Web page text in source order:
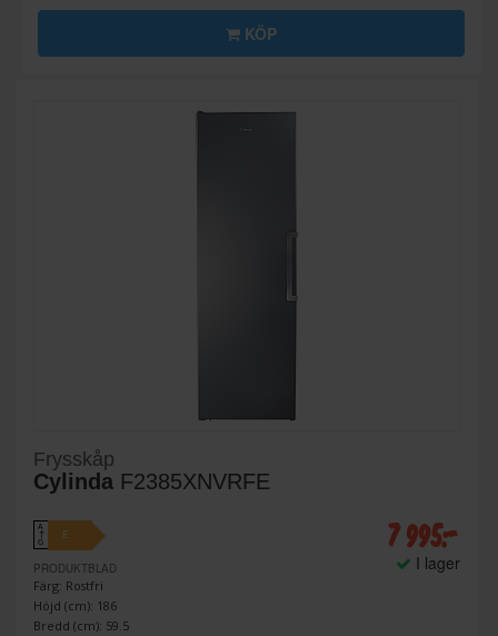
KÖP
Frysskåp
Cylinda F2385XNVRFE
A
↑
G
E
PRODUKTBLAD
Färg: Rostfri
Höjd (cm): 186
Bredd (cm): 59.5
7 995:-
I lager